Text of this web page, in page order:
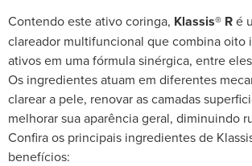
Contendo este ativo coringa, Klassis® Ré
clareador multifuncional que combina oito
ativos em uma fórmula sinérgica, entre
Os ingredientes atuam em diferentes
clarear a pele, renovar as camadas
melhorar sua aparência geral, diminuindo
Confira os principais ingredientes de
benefícios: